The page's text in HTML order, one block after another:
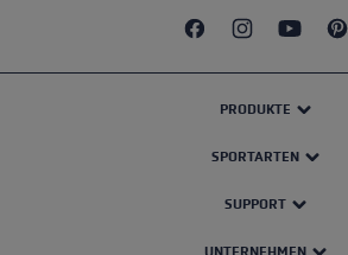
PRODUKTE
SPORTARTEN
SUPPORT
UNTERNEHMEN